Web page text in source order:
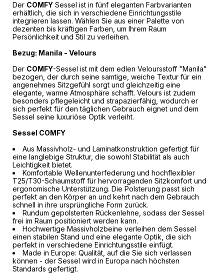
Der COMFY Sessel ist in fünf eleganten Farbvarianten
erhältlich, die sich in verschiedene Einrichtungsstile
integrieren lassen. Wählen Sie aus einer Palette von
dezenten bis kräftigen Farben, um Ihrem Raum
Persönlichkeit und Stil zu verleihen.
Bezug: Manila - Velours
Der COMFY-Sessel ist mit dem edlen Veloursstoff "Manila"
bezogen, der durch seine samtige, weiche Textur für ein
angenehmes Sitzgefühl sorgt und gleichzeitig eine
elegante, warme Atmosphäre schafft. Velours ist zudem
besonders pflegeleicht und strapazierfähig, wodurch er
sich perfekt für den täglichen Gebrauch eignet und dem
Sessel seine luxuriöse Optik verleiht.
Sessel COMFY
Aus Massivholz- und Laminatkonstruktion gefertigt für
eine langlebige Struktur, die sowohl Stabilität als auch
Leichtigkeit bietet.
Komfortable Wellenunterfederung und hochflexibler
T25/T30-Schaumstoff für hervorragenden Sitzkomfort und
ergonomische Unterstützung. Die Polsterung passt sich
perfekt an den Körper an und kehrt nach dem Gebrauch
schnell in ihre ursprüngliche Form zurück.
Rundum gepolsterten Rückenlehne, sodass der Sessel
frei im Raum positioniert werden kann.
Hochwertige Massivholzbeine verleihen dem Sessel
einen stabilen Stand und eine elegante Optik, die sich
perfekt in verschiedene Einrichtungsstile einfügt.
Made in Europe: Qualität, auf die Sie sich verlassen
können - der Sessel wird in Europa nach höchsten
Standards gefertigt.